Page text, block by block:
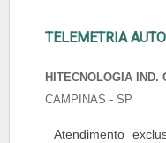
TELEMETRIA
HITECNOLOGIA IND.
CAMPINAS - SP
Atendimento